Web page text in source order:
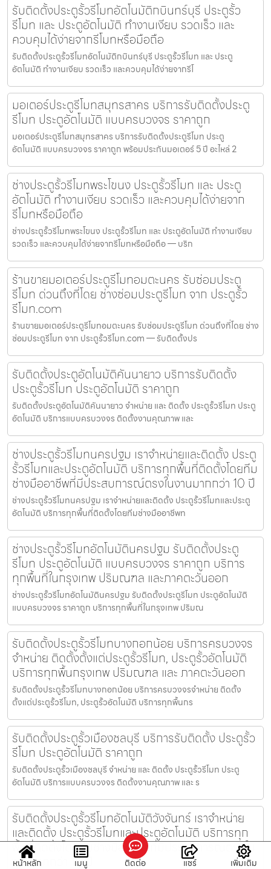
รับติดตั้งประตูรั้วรีโมทอัตโนมัติกบินทร์บุรี ประตูรั้ว
รีโมท และ ประตูอัตโนมัติ ทำงานเงียบ รวดเร็ว และ
ควบคุมได้ง่ายจากรีโมทหรือมือถือ
รับติดตั้งประตูรั้วรีโมทอัตโนมัติกบินทร์บุรี ประตูรั้วรีโมท และ ประตู
อัตโนมัติ ทำงานเงียบ รวดเร็ว และควบคุมได้ง่ายจากรีโ
มอเตอร์ประตูรีโมทสมุทรสาคร บริการรับติดตั้งประตู
รีโมท ประตูอัตโนมัติ แบบครบวงจร ราคาถูก
มอเตอร์ประตูรีโมทสมุทรสาคร บริการรับติดตั้งประตูรีโมท ประตู
อัตโนมัติ แบบครบวงจร ราคาถูก พร้อมประกันมอเตอร์ 5 ปี อะไหล่ 2
ช่างประตูรั้วรีโมทพระโขนง ประตูรั้วรีโมท และ ประตู
อัตโนมัติ ทำงานเงียบ รวดเร็ว และควบคุมได้ง่ายจาก
รีโมทหรือมือถือ
ช่างประตูรั้วรีโมทพระโขนง ประตูรั้วรีโมท และ ประตูอัตโนมัติ ทำงานเงียบ
รวดเร็ว และควบคุมได้ง่ายจากรีโมทหรือมือถือ — บริก
ร้านขายมอเตอร์ประตูรีโมทอมตะนคร รับซ่อมประตู
รีโมท ด่วนถึงที่โดย ช่างซ่อมประตูรีโมท จาก ประตูรั้ว
รีโมท.com
ร้านขายมอเตอร์ประตูรีโมทอมตะนคร รับซ่อมประตูรีโมท ด่วนถึงที่โดย ช่าง
ซ่อมประตูรีโมท จาก ประตูรั้วรีโมท.com — รับติดตั้งปร
รับติดตั้งประตูอัตโนมัติคันนายาว บริการรับติดตั้ง
ประตูรั้วรีโมท ประตูอัตโนมัติ ราคาถูก
รับติดตั้งประตูอัตโนมัติคันนายาว จำหน่าย และ ติดตั้ง ประตูรั้วรีโมท ประตู
อัตโนมัติ บริการแบบครบวงจร ติดตั้งงานคุณภาพ และ
ช่างประตูรั้วรีโมทนครปฐม เราจำหน่ายและติดตั้ง ประตู
รั้วรีโมทและประตูอัตโนมัติ บริการทุกพื้นที่ติดตั้งโดยทีม
ช่างมืออาชีพที่มีประสบการณ์ตรงในงานมากกว่า 10 ปี
ช่างประตูรั้วรีโมทนครปฐม เราจำหน่ายและติดตั้ง ประตูรั้วรีโมทและประตู
อัตโนมัติ บริการทุกพื้นที่ติดตั้งโดยทีมช่างมืออาชีพท
ช่างประตูรั้วรีโมทอัตโนมัตินครปฐม รับติดตั้งประตู
รีโมท ประตูอัตโนมัติ แบบครบวงจร ราคาถูก บริการ
ทุกพื้นที่ในกรุงเทพ ปริมณฑล และภาคตะวันออก
ช่างประตูรั้วรีโมทอัตโนมัตินครปฐม รับติดตั้งประตูรีโมท ประตูอัตโนมัติ
แบบครบวงจร ราคาถูก บริการทุกพื้นที่ในกรุงเทพ ปริมณ
รับติดตั้งประตูรั้วรีโมทบางกอกน้อย บริการครบวงจร
จำหน่าย ติดตั้งตั้งแต่ประตูรั้วรีโมท, ประตูรั้วอัตโนมัติ
บริการทุกพื้นกรุงเทพ ปริมณฑล และ ภาคตะวันออก
รับติดตั้งประตูรั้วรีโมทบางกอกน้อย บริการครบวงจรจำหน่าย ติดตั้ง
ตั้งแต่ประตูรั้วรีโมท, ประตูรั้วอัตโนมัติ บริการทุกพื้นกร
รับติดตั้งประตูรั้วเมืองชลบุรี บริการรับติดตั้ง ประตูรั้ว
รีโมท ประตูอัตโนมัติ ราคาถูก
รับติดตั้งประตูรั้วเมืองชลบุรี จำหน่าย และ ติดตั้ง ประตูรั้วรีโมท ประตู
อัตโนมัติ บริการแบบครบวงจร ติดตั้งงานคุณภาพ และ ร
รับติดตั้งประตูรั้วรีโมทอัตโนมัติวังจันทร์ เราจำหน่าย
และติดตั้ง ประตูรั้วรีโมทและประตูอัตโนมัติ บริการทุก
พื้นที่ติดตั้งโดยทีมช่างมืออาชีพที่มีประสบการณ์ตรงใน
งานมากกว่า 10 ปี
หน้าหลัก เมนู ติดต่อ แชร์ เพิ่มเติม